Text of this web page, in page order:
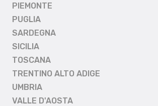
PIEMONTE
PUGLIA
SARDEGNA
SICILIA
TOSCANA
TRENTINO ALTO ADIGE
UMBRIA
VALLE D'AOSTA